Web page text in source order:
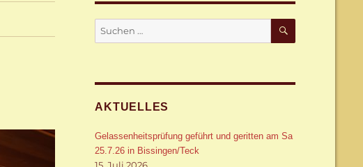
Suche
nach:
SUCHEN
AKTUELLES
Gelassenheitsprüfung geführt und geritten am Sa
25.7.26 in Bissingen/Teck